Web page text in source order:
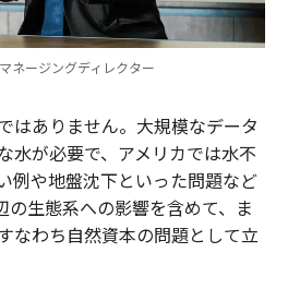
ネージングディレクター
はありません。大規模なデータ
水が必要で、アメリカでは水不
例や地盤沈下といった問題など
の生態系への影響を含めて、ま
なわち自然資本の問題として立